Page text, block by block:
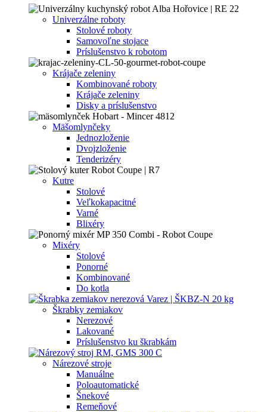
Univerzálne roboty
Stolové roboty
Samovoľne stojace
Príslušenstvo k robotom
Krájače zeleniny
Kombinované roboty
Krájače zeleniny
Disky a príslušenstvo
Mäšomlynčeky
Jednozloženie
Dvojzloženie
Tenderizéry
Kutre
Stolové
Veľkokapacitné
Varné
Blixéry
Mixéry
Stolové
Ponorné
Kombinované
Do kotla
Škrabky zemiakov
Nerezové
Lakované
Príslušenstvo ku škrabkám
Nárezové stroje
Manuálne
Poloautomatické
Šnekové
Remeňové